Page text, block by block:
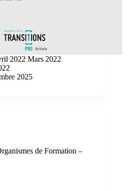
2022 Mars 2022
2025
de Formation –